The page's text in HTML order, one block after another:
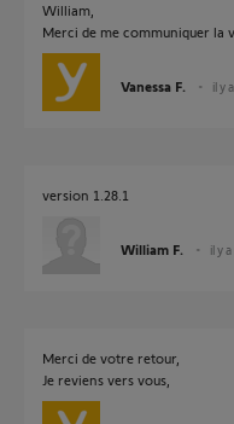
William,
Merci de me communiquer la
Vanessa F. il y
version 1.28.1
William F. il y
Merci de votre retour,
Je reviens vers vous,